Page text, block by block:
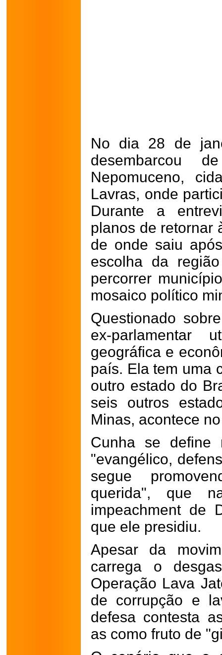
No dia 28 de
desembarcou
Nepomuceno,
Lavras, onde
Durante a
planos de retornar
de onde saiu
escolha da
percorrer
mosaico político
Questionado
ex-parlamentar
geográfica e
país. Ela tem uma
outro estado do
seis outros
Minas, acontece
Cunha se define
"evangélico,
segue
querida", que
impeachment de
que ele presidiu.
Apesar da
carrega o
Operação Lava
de corrupção e
defesa contesta
as como fruto de